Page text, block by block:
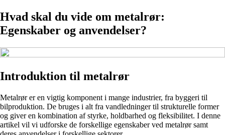
Hvad skal du vide om metalrør:
Egenskaber og anvendelser?
Introduktion til metalrør
Metalrør er en vigtig komponent i mange industrier, fra byggeri til
bilproduktion. De bruges i alt fra vandledninger til strukturelle former
og giver en kombination af styrke, holdbarhed og fleksibilitet. I denne
artikel vil vi udforske de forskellige egenskaber ved metalrør samt